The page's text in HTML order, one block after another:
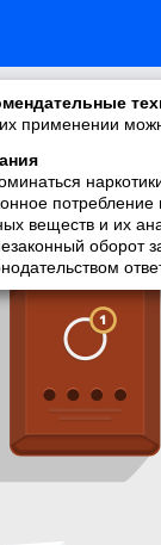
применении
потребление
веществ и их
оборот
страницы нет